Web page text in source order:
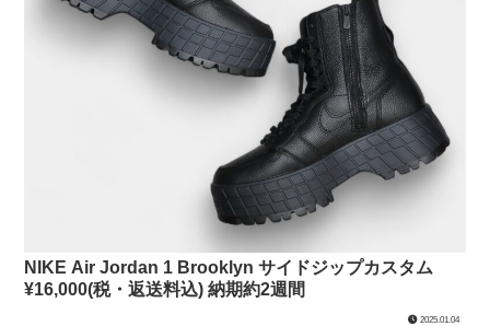
NIKE Air Jordan 1 Brooklyn サイドジップカスタム
¥16,000(税・返送料込) 納期約2週間
2025.01.04